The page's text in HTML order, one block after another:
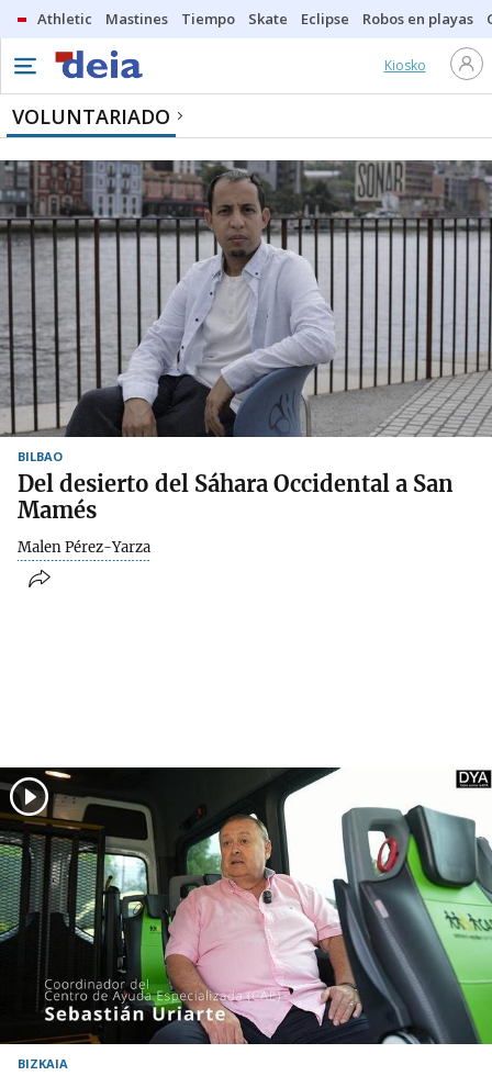
Athletic Mastines Tiempo Skate Eclipse Robos en playas
Kiosko
VOLUNTARIADO
BILBAO
Del desierto del Sáhara Occidental a San
Mamés
Malen Pérez-Yarza
BIZKAIA